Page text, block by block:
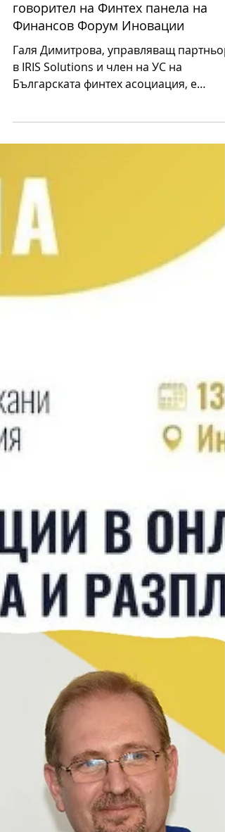
Галя Димитрова е основен
говорител на Финтех панела на
Финансов Форум Иновации
Галя Димитрова, управляващ партньор
в IRIS Solutions и член на УС на
поканена за keynote спикър в панел...